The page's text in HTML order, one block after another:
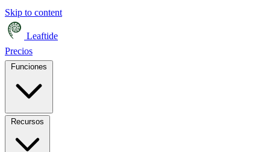
Skip to content
Leaftide
Precios